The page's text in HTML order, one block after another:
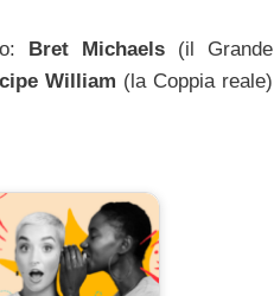
Bret Michaels(il Grande
William (la Coppia reale)